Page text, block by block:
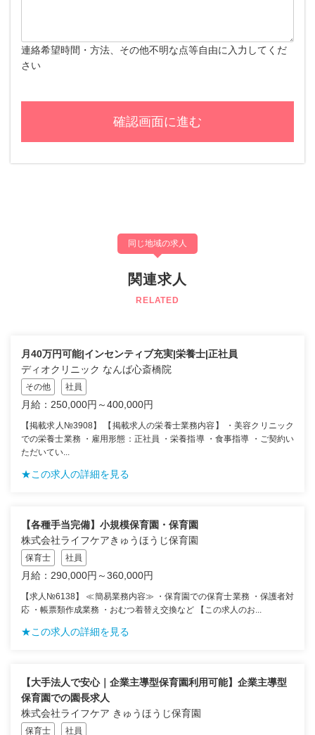
連絡希望時間・方法、その他不明な点等自由に入力してくだ
さい
同じ地域の求人
関連求人
RELATED
月40万円可能|インセンティブ充実|栄養士|正社員
ディオクリニック なんば心斎橋院
その他 社員
月給：250,000円～400,000円
【掲載求人№3908】 【掲載求人の栄養士業務内容】 ・美容クリニック
での栄養士業務 ・雇用形態：正社員 ・栄養指導 ・食事指導 ・ご契約い
ただいてい...
★この求人の詳細を見る
【各種手当完備】小規模保育園・保育園
株式会社ライフケアきゅうほうじ保育園
保育士 社員
月給：290,000円～360,000円
【求人№6138】 ≪簡易業務内容≫ ・保育園での保育士業務 ・保護者対
応 ・帳票類作成業務 ・おむつ着替え交換など 【この求人のお...
★この求人の詳細を見る
【大手法人で安心｜企業主導型保育園利用可能】企業主導型
保育園での園長求人
株式会社ライフケア きゅうほうじ保育園
保育士 社員